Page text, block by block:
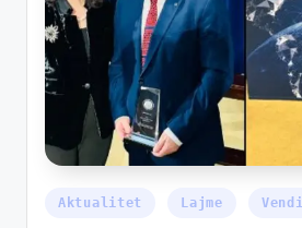
Aktualitet Lajme Vendi